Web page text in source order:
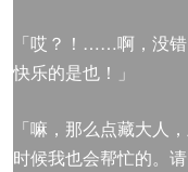
「哎？！……啊，没
快乐的是也！」
「嘛，那么点藏大人
时候我也会帮忙的。